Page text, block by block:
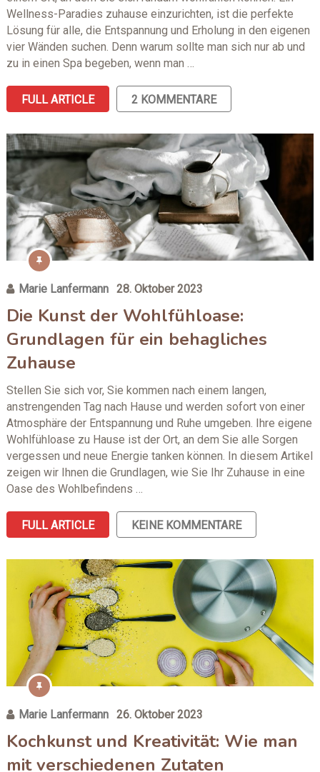
Wellness-Paradies zuhause einzurichten, ist die perfekte
Lösung für alle, die Entspannung und Erholung in den eigenen
vier Wänden suchen. Denn warum sollte man sich nur ab und
zu in einen Spa begeben, wenn man …
FULL ARTICLE 2 KOMMENTARE
Marie Lanfermann 28. Oktober 2023
Die Kunst der Wohlfühloase:
Grundlagen für ein behagliches
Zuhause
Stellen Sie sich vor, Sie kommen nach einem langen,
anstrengenden Tag nach Hause und werden sofort von einer
Atmosphäre der Entspannung und Ruhe umgeben. Ihre eigene
Wohlfühloase zu Hause ist der Ort, an dem Sie alle Sorgen
vergessen und neue Energie tanken können. In diesem Artikel
zeigen wir Ihnen die Grundlagen, wie Sie Ihr Zuhause in eine
Oase des Wohlbefindens …
FULL ARTICLE KEINE KOMMENTARE
Marie Lanfermann 26. Oktober 2023
Kochkunst und Kreativität: Wie man
mit verschiedenen Zutaten